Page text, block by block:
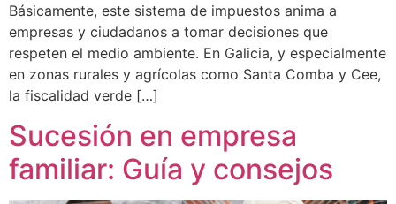
Básicamente, este sistema de impuestos anima a
empresas y ciudadanos a tomar decisiones que
respeten el medio ambiente. En Galicia, y especialmente
en zonas rurales y agrícolas como Santa Comba y Cee,
la fiscalidad verde […]
Sucesión en empresa
familiar: Guía y consejos